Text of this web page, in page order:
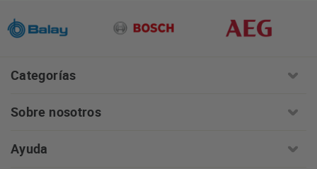
Categorías
Sobre nosotros
Ayuda